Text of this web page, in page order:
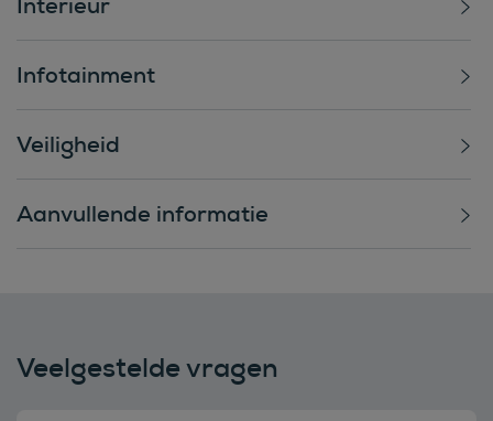
Infotainment
Veiligheid
Aanvullende informatie
Veelgestelde vragen